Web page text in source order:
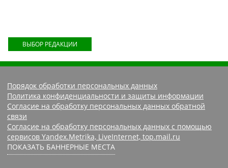
ВЫБОР РЕДАКЦИИ
Порядок обработки персональных данных
Политика конфиденциальности и защиты информации
Согласие на обработку персональных данных обратной
связи
Согласие на обработку персональных данных с помощью
сервисов Yandex.Metrika, LiveInternet, top.mail.ru
ПОКАЗАТЬ БАННЕРНЫЕ МЕСТА